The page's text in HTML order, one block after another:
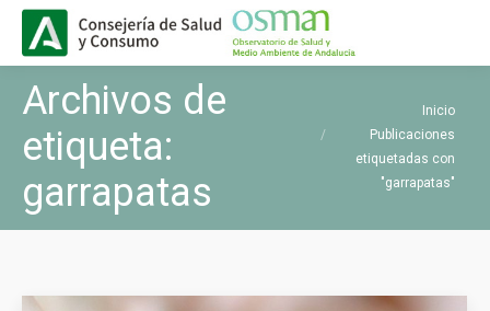
Archivos de
etiqueta:
garrapatas
Inicio
Publicaciones
etiquetadas con
"garrapatas"